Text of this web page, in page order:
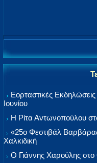
Εορταστικές
Ιουνίου
Η Ρίτα Αντωνοπούλου
«25ο Φεστιβάλ
Χαλκιδική
Ο Γιάννης Χαρούλης στο